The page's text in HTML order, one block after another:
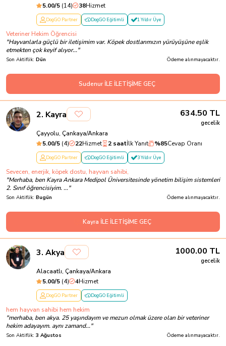
5.00/5 (14) 38Hizmet
DogGO Partner DogGO Eğitimli 1 Yıldır Üye
Veteriner Hekim Öğrencisi
"Hayvanlarla güçlü bir iletişimim var. Köpek dostlarımızın yürüyüşüne eşlik
etmekten çok keyif alıyor..."
Son Aktiflik: Dün Ödeme alınmayacaktır.
Sudenur İLE İLETİŞİME GEÇ
2. Kayra 634.50 TL
gecelik
Çayyolu, Çankaya/Ankara
5.00/5 (4) 22Hizmet 2 saatİlk Yanıt %85Cevap Oranı
DogGO Partner DogGO Eğitimli 3 Yıldır Üye
Sevecen, enerjik, köpek dostu, hayvan sahibi,
"Merhaba, ben Kayra Ankara Medipol Üniversitesinde yönetim bilişim sistemleri
2. Sınıf öğrencisiyim. ..."
Son Aktiflik: Bugün Ödeme alınmayacaktır.
Kayra İLE İLETİŞİME GEÇ
3. Akya 1000.00 TL
gecelik
Alacaatlı, Çankaya/Ankara
5.00/5 (4) 4Hizmet
DogGO Partner DogGO Eğitimli
hem hayvan sahibi hem hekim
"merhaba, ben akya. 25 yaşındayım ve mezun olmak üzere olan bir veteriner
hekim adayayım. aynı zamand..."
Son Aktiflik: 3 Ağustos Ödeme alınmayacaktır.